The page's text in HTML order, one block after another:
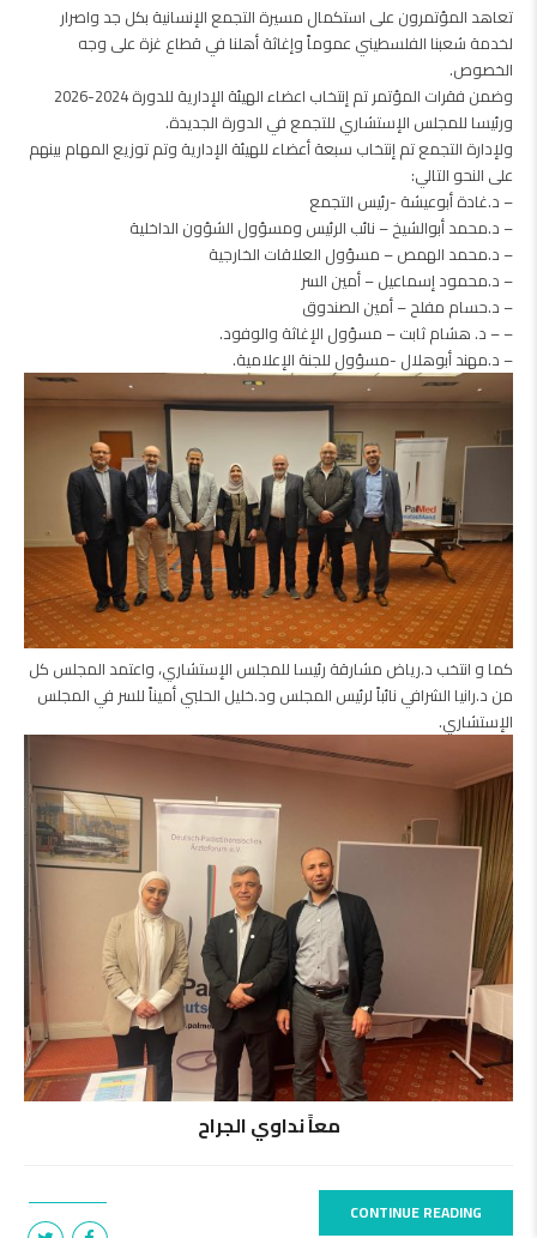
تعاهد المؤتمرون على استكمال مسيرة التجمع الإنسانية بكل جد واصرار
لخدمة شعبنا الفلسطيني عموماً وإغاثة أهلنا في قطاع غزة على وجه
الخصوص.
وضمن فقرات المؤتمر تم إنتخاب اعضاء الهيئة الإدارية للدورة 2024-2026
ورئيسا للمجلس الإستشاري للتجمع في الدورة الجديدة.
ولإدارة التجمع تم إنتخاب سبعة أعضاء للهيئة الإدارية وتم توزيع المهام بينهم
على النحو التالي:
– د.غادة أبوعيشة -رئيس التجمع
– د.محمد أبوالشيخ – نائب الرئيس ومسؤول الشؤون الداخلية
– د.محمد الهمص – مسؤول العلاقات الخارجية
– د.محمود إسماعيل – أمين السر
– د.حسام مفلح – أمين الصندوق
– – د. هشام ثابت – مسؤول الإغاثة والوفود.
– د.مهند أبوهلال -مسؤول للجنة الإعلامية.
كما و انتخب د.رياض مشارقة رئيسا للمجلس الإستشاري، واعتمد المجلس كل
من د.رانيا الشرافي نائباً لرئيس المجلس ود.خليل الحلبي أميناً للسر في المجلس
الإستشاري.
معاً نداوي الجراح
CONTINUE READING